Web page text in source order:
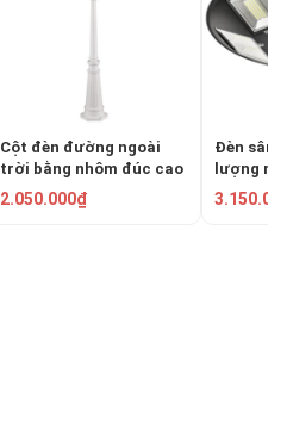
Cột đèn đường ngoài
trời bằng nhôm đúc cao
2.3m TRU-89
2.050.000₫
Đèn sân
lượng
HUFA